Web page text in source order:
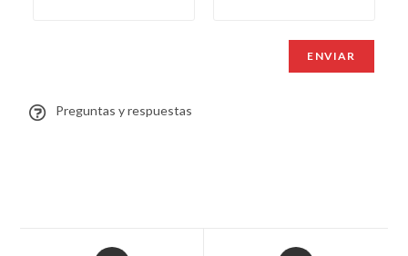
Preguntas y respuestas